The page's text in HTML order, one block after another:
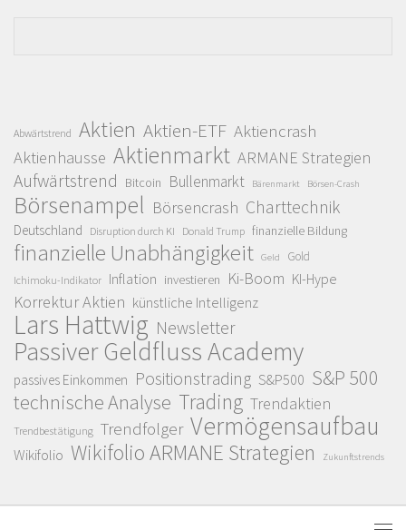
Abwärtstrend Aktien Aktien-ETF Aktiencrash
Aktienhausse Aktienmarkt ARMANE Strategien
Aufwärtstrend Bitcoin Bullenmarkt Bärenmarkt Börsen-Crash
Börsenampel Börsencrash Charttechnik
Deutschland Disruption durch KI Donald Trump finanzielle Bildung
finanzielle Unabhängigkeit Geld Gold
Ichimoku-Indikator Inflation investieren Ki-Boom KI-Hype
Korrektur Aktien künstliche Intelligenz
Lars Hattwig Newsletter
Passiver Geldfluss Academy
passives Einkommen Positionstrading S&P500 S&P 500
technische Analyse Trading Trendaktien
Trendbestätigung Trendfolger Vermögensaufbau
Wikifolio Wikifolio ARMANE Strategien Zukunftstrends